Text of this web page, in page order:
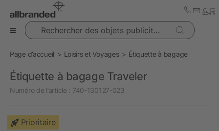
Rechercher des objets publicitaires
Page d’accueil Loisirs et Voyages Étiquette à bagage
Étiquette à bagage Traveler
Numéro de l’article : 740-130127-023
Prioritaire